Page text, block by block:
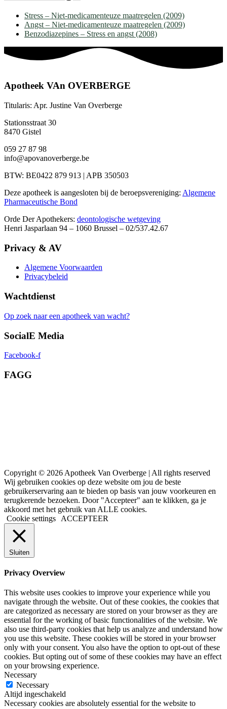
Stress – Niet-medicamenteuze maatregelen (2009)
Angst – Niet-medicamenteuze maatregelen (2009)
Benzodiazepines – Stress en angst (2008)
Apotheek VAn OVERBERGE
Titularis: Apr. Justine Van Overberge
Stationsstraat 30
8470 Gistel
059 27 87 98
info@apovanoverberge.be
BTW: BE0422 879 913 | APB 350503
Deze apotheek is aangesloten bij de beroepsvereniging: Algemene
Pharmaceutische Bond
Orde Der Apothekers: deontologische wetgeving
Henri Jasparlaan 94 – 1060 Brussel – 02/537.42.67
Privacy & AV
Algemene Voorwaarden
Privacybeleid
Wachtdienst
Op zoek naar een apotheek van wacht?
SocialE Media
Facebook-f
FAGG
Copyright © 2026 Apotheek Van Overberge | All rights reserved
Wij gebruiken cookies op deze website om jou de beste
gebruikerservaring aan te bieden op basis van jouw voorkeuren en
terugkerende bezoeken. Door "Accepteer" aan te klikken, ga je
akkoord met het gebruik van ALLE cookies.
Cookie settings
ACCEPTEER
Sluiten
Privacy Overview
This website uses cookies to improve your experience while you
navigate through the website. Out of these cookies, the cookies that
are categorized as necessary are stored on your browser as they are
essential for the working of basic functionalities of the website. We
also use third-party cookies that help us analyze and understand how
you use this website. These cookies will be stored in your browser
only with your consent. You also have the option to opt-out of these
cookies. But opting out of some of these cookies may have an effect
on your browsing experience.
Necessary
Necessary
Altijd ingeschakeld
Necessary cookies are absolutely essential for the website to